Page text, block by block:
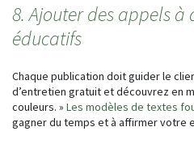
8. Ajouter des appels à
éducatifs
Chaque publication doit guider le
d’entretien gratuit et découvrez en
couleurs. » Les modèles de textes
gagner du temps et à affirmer votre